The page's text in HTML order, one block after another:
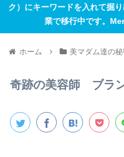
ク）にキーワードを入れて掘
業で移行中です。
ホーム 美マダム達の
奇跡の美容師 ブラ